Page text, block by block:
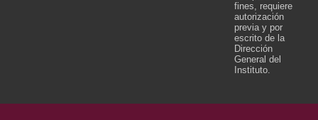
fines, requiere
autorización
previa y por
escrito de la
Dirección
General del
Instituto.